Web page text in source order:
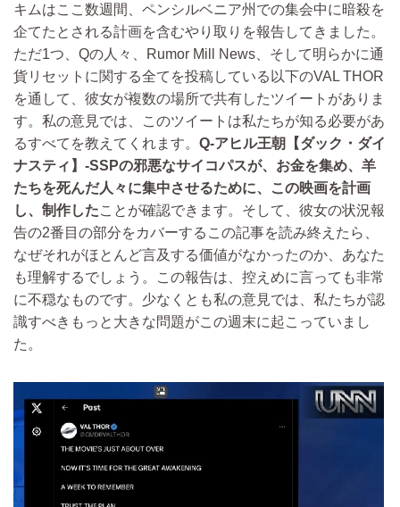
キムはここ数週間、ペンシルベニア州での集会中に暗殺を
企てたとされる計画を含むやり取りを報告してきました。
ただ1つ、Qの人々、Rumor Mill News、そして明らかに通
貨リセットに関する全てを投稿している以下のVAL THOR
を通して、彼女が複数の場所で共有したツイートがありま
す。私の意見では、このツイートは私たちが知る必要があ
るすべてを教えてくれます。 Q-アヒル王朝【ダック・ダイ
ナスティ】-SSPの邪悪なサイコパスが、お金を集め、羊
たちを死んだ人々に集中させるために、この映画を計画
し、制作したことが確認できます。そして、彼女の状況報
告の2番目の部分をカバーするこの記事を読み終えたら、
なぜそれがほとんど言及する価値がなかったのか、あなた
も理解するでしょう。この報告は、控えめに言っても非常
に不穏なものです。少なくとも私の意見では、私たちが認
識すべきもっと大きな問題がこの週末に起こっていまし
た。